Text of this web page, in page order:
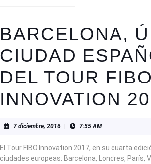
BARCELONA,
CIUDAD
DEL TOUR
INNOVATION
7 diciembre, 20167
2016
7:55 AM
El Tour FIBO Innovation 2017, en su cuarta
ciudades europeas: Barcelona, Londres, París,